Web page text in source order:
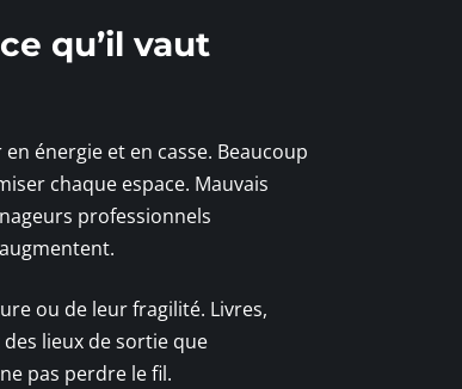
qu’il vaut
énergie et en casse. Beaucoup
chaque espace. Mauvais
professionnels
ou de leur fragilité. Livres,
lieux de sortie que
pas perdre le fil.